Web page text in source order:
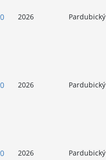
2026 Pardubický
2026 Pardubický
2026 Pardubický